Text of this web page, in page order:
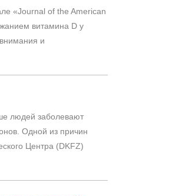
«Journal of the American
витамина D у
и
людей заболевают
Одной из причин
Центра (DKFZ)